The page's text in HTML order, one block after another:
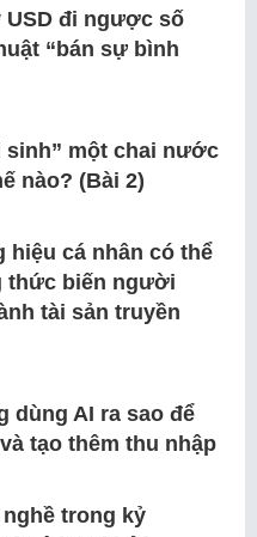
USD đi ngược số
“bán sự bình
sinh” một chai nước
nào? (Bài 2)
hiệu cá nhân có thể
thức biến người
tài sản truyền
dùng AI ra sao để
tạo thêm thu nhập
trong kỷ